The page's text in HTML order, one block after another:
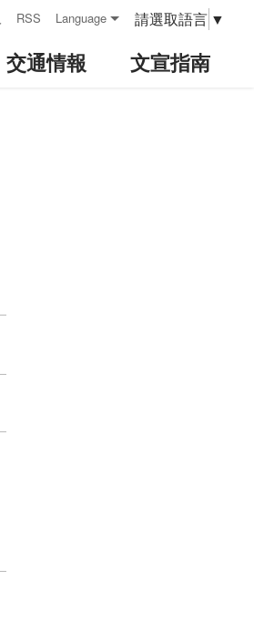
RSS Language 請選取語言 ▼
交通情報 文宣指南